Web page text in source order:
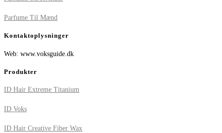
Parfume Til Mænd
Kontaktoplysninger
Web: www.voksguide.dk
Produkter
ID Hair Extreme Titanium
ID Voks
ID Hair Creative Fiber Wax